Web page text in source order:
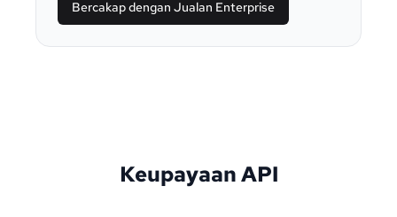
Bercakap dengan Jualan Enterprise
Keupayaan API